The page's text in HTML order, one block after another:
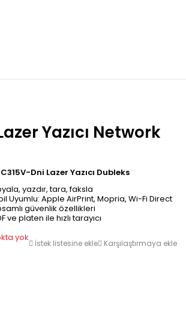
Yazıcı Network
Dni Lazer Yazıcı Dubleks
yazdır, tara, faksla
Uyumlu: Apple AirPrint, Mopria, Wi-Fi Direct
güvenlik özellikleri
ve platen ile hızlı tarayıcı
yok
İstek listesine ekle Karşılaştırmaya ekle